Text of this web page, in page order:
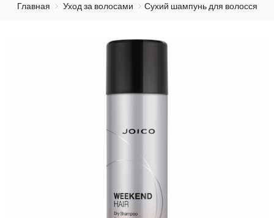
Главная Уход за волосами Сухий шампунь для волосся